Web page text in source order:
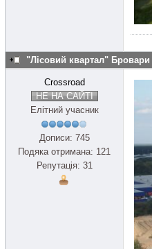
"Лісовий квартал" Бровари
Crossroad
НЕ НА САЙТІ
Елітний учасник
Дописи: 745
Подяка отримана: 121
Репутація: 31